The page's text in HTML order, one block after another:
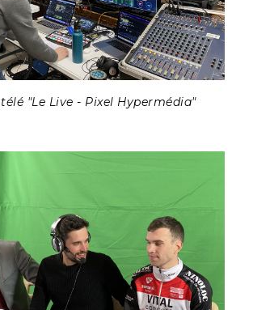
"Le Live - Pixel Hypermédia"